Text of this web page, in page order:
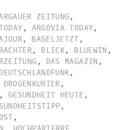
ZEITUNG,
, ARGOVIA TODAY,
, BASELJETZT ,
, BLICK, BLUEWIN ,
, DAS MAGAZIN ,
,
DROGENKURIER ,
, GESUNDHEIT HEUTE ,
,
,